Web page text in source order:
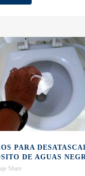
PARA
DE AGUAS
Share